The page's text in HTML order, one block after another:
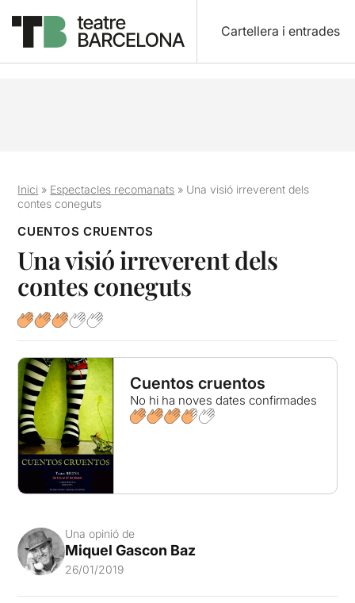
Cartellera i entrades
Inici » Espectacles recomanats » Una visió irreverent dels
contes coneguts
CUENTOS CRUENTOS
Una visió irreverent dels
contes coneguts
Cuentos cruentos
No hi ha noves dates confirmades
Una opinió de
Miquel Gascon Baz
26/01/2019